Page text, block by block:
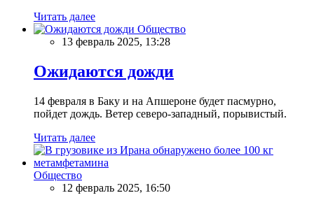
Читать далее
Общество
13 февраль 2025, 13:28
Ожидаются дожди
14 февраля в Баку и на Апшероне будет пасмурно,
пойдет дождь. Ветер северо-западный, порывистый.
Читать далее
Общество
12 февраль 2025, 16:50